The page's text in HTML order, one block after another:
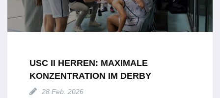
USC II HERREN: MAXIMALE
KONZENTRATION IM DERBY
28 Feb. 2026